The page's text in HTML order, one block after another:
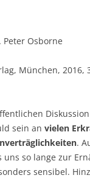
Peter Osborne
München, 2016,
sein an vielen
.
so lange zur
sensibel.